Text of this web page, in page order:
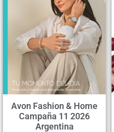
Avon Fashion & Home
Campaña 11 2026
Argentina